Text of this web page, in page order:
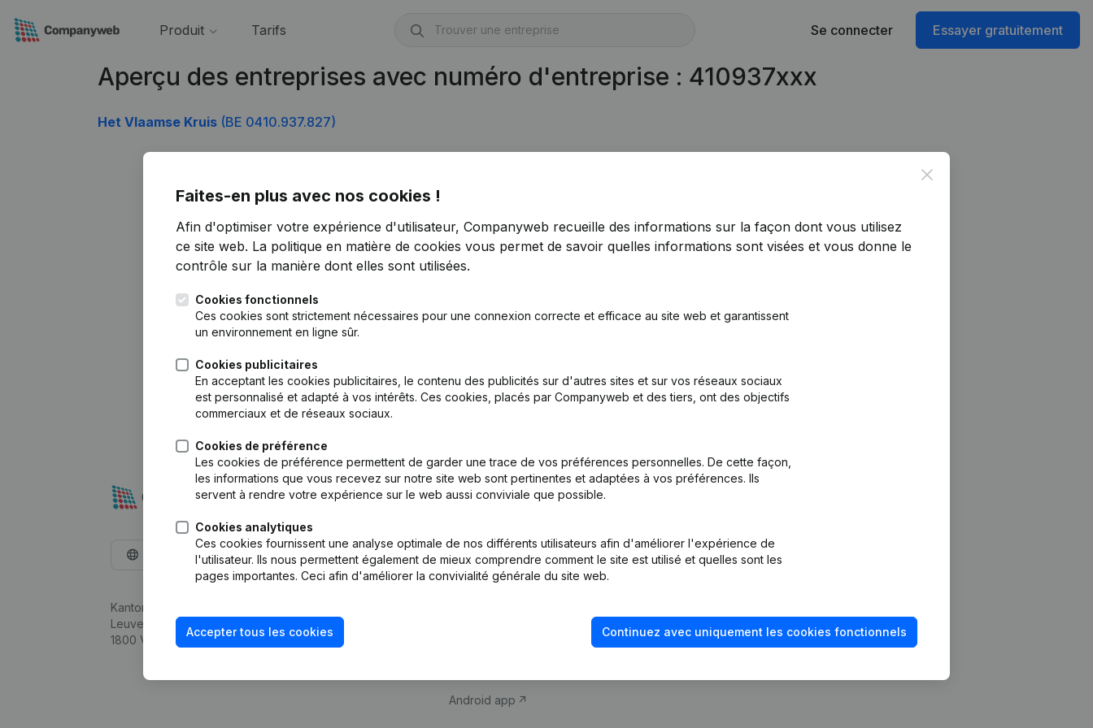
Produit Tarifs Se connecter Essayer gratuitement
Aperçu des entreprises avec numéro d'entreprise : 410937xxx
Het Vlaamse Kruis (BE 0410.937.827)
Close
Faites-en plus avec nos cookies !
Afin d'optimiser votre expérience d'utilisateur, Companyweb recueille des informations sur la façon dont vous utilisez
ce site web. La politique en matière de cookies vous permet de savoir quelles informations sont visées et vous donne le
contrôle sur la manière dont elles sont utilisées.
Cookies fonctionnels
Ces cookies sont strictement nécessaires pour une connexion correcte et efficace au site web et garantissent
un environnement en ligne sûr.
Cookies publicitaires
En acceptant les cookies publicitaires, le contenu des publicités sur d'autres sites et sur vos réseaux sociaux
est personnalisé et adapté à vos intérêts. Ces cookies, placés par Companyweb et des tiers, ont des objectifs
commerciaux et de réseaux sociaux.
Cookies de préférence
Les cookies de préférence permettent de garder une trace de vos préférences personnelles. De cette façon,
les informations que vous recevez sur notre site web sont pertinentes et adaptées à vos préférences. Ils
servent à rendre votre expérience sur le web aussi conviviale que possible.
Cookies analytiques
Ces cookies fournissent une analyse optimale de nos différents utilisateurs afin d'améliorer l'expérience de
l'utilisateur. Ils nous permettent également de mieux comprendre comment le site est utilisé et quelles sont les
pages importantes. Ceci afin d'améliorer la convivialité générale du site web.
Accepter tous les cookies Continuez avec uniquement les cookies fonctionnels
Français
Kantorenpark Everest
Leuvensesteenweg 248D,
1800 Vilvoorde
Produit
d’entreprise
Monitoring
Android app
fraude
Consulter des comptes annuels
Vérification de la solvabilité